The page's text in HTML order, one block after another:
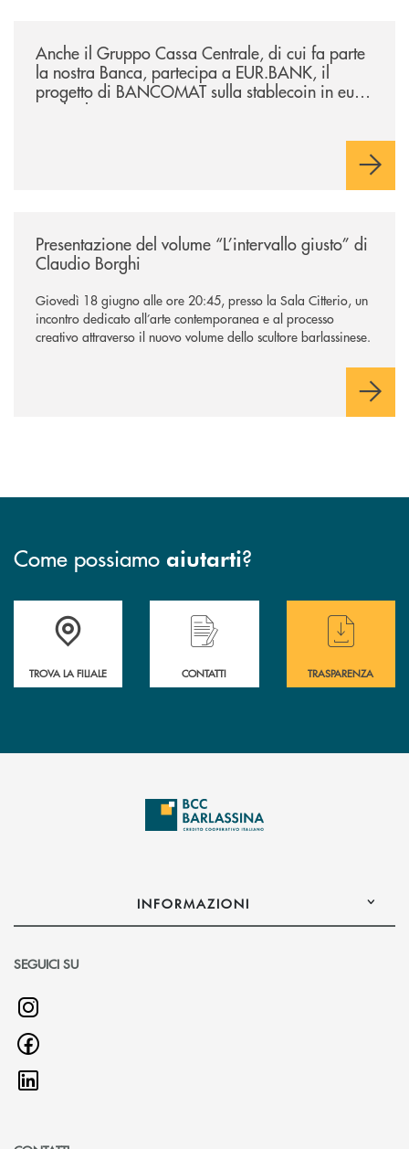
Anche il Gruppo Cassa Centrale, di cui fa parte
la nostra Banca, partecipa a EUR.BANK, il
progetto di BANCOMAT sulla stablecoin in euro
e sul relativo ecosistema
Presentazione del volume “L’intervallo giusto” di
Claudio Borghi
Giovedì 18 giugno alle ore 20:45, presso la Sala Citterio, un
incontro dedicato all’arte contemporanea e al processo
creativo attraverso il nuovo volume dello scultore barlassinese.
Come possiamo aiutarti?
Accedi all' elenco completo delle filiali di BCC Barlassina.
TROVA LA FILIALE
Hai bisogno di assistenza immediata ?
CONTATTI
Hai bisogno di
TRASPARENZA
INFORMAZIONI
SEGUICI SU